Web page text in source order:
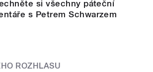
si všechny páteční
s Petrem Schwarzem
ROZHLASU